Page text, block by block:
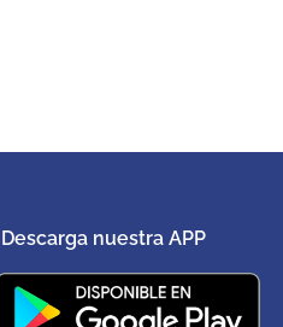
Descarga nuestra APP